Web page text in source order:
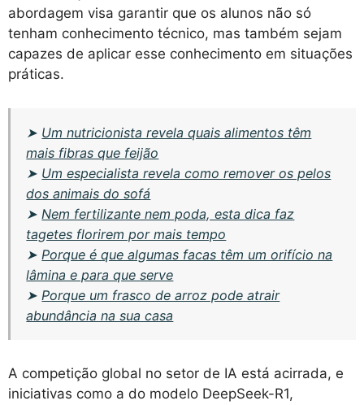
abordagem visa garantir que os alunos não só
tenham conhecimento técnico, mas também sejam
capazes de aplicar esse conhecimento em situações
práticas.
➤ Um nutricionista revela quais alimentos têm
mais fibras que feijão
➤ Um especialista revela como remover os pelos
dos animais do sofá
➤ Nem fertilizante nem poda, esta dica faz
tagetes florirem por mais tempo
➤ Porque é que algumas facas têm um orifício na
lâmina e para que serve
➤ Porque um frasco de arroz pode atrair
abundância na sua casa
A competição global no setor de IA está acirrada, e
iniciativas como a do modelo DeepSeek-R1,